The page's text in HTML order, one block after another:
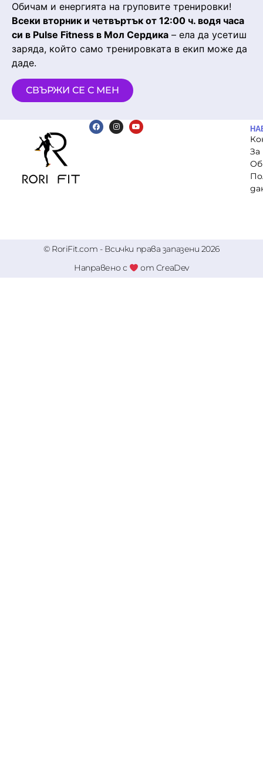
Обичам и енергията на груповите тренировки!
Всеки вторник и четвъртък от 12:00 ч. водя часа
си в Pulse Fitness в Мол Сердика – ела да усетиш
заряда, който само тренировката в екип може да
даде.
СВЪРЖИ СЕ С МЕН
За
© RoriFit.com - Всички права запазени 2026
Направено с
от CreaDev